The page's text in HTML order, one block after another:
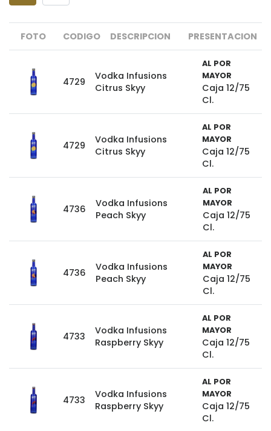
FOTO CODIGO DESCRIPCION PRESENTACION
4729
Vodka Infusions
Citrus Skyy
AL POR
MAYOR
Caja 12/75
Cl.
4729
Vodka Infusions
Citrus Skyy
AL POR
MAYOR
Caja 12/75
Cl.
4736
Vodka Infusions
Peach Skyy
AL POR
MAYOR
Caja 12/75
Cl.
4736
Vodka Infusions
Peach Skyy
AL POR
MAYOR
Caja 12/75
Cl.
4733
Vodka Infusions
Raspberry Skyy
AL POR
MAYOR
Caja 12/75
Cl.
4733
Vodka Infusions
Raspberry Skyy
AL POR
MAYOR
Caja 12/75
Cl.